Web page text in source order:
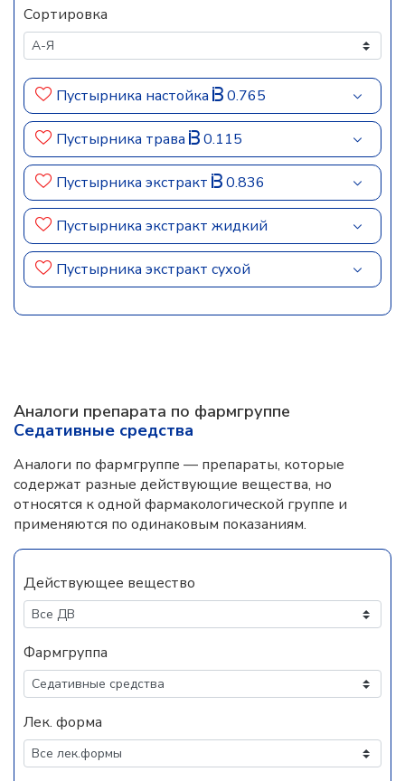
Сортировка
Пустырника настойка 0.765
Пустырника трава 0.115
Пустырника экстракт 0.836
Пустырника экстракт жидкий
Пустырника экстракт сухой
Аналоги препарата по фармгруппе
Седативные средства
Аналоги по фармгруппе — препараты, которые
содержат разные действующие вещества, но
относятся к одной фармакологической группе и
применяются по одинаковым показаниям.
Действующее вещество
Фармгруппа
Лек. форма